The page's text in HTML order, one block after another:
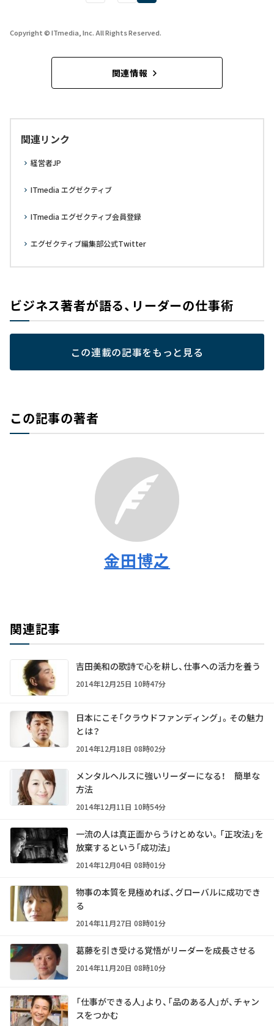
Copyright © ITmedia, Inc. All Rights Reserved.
関連情報
関連リンク
経営者JP
ITmedia エグゼクティブ
ITmedia エグゼクティブ会員登録
エグゼクティブ編集部公式Twitter
ビジネス著者が語る、リーダーの仕事術
この連載の記事をもっと見る
この記事の著者
金田博之
関連記事
吉田美和の歌詩で心を耕し、仕事への活力を養う
2014年12月25日 10時47分
日本にこそ「クラウドファンディング」。その魅力
とは？
2014年12月18日 08時02分
メンタルヘルスに強いリーダーになる！ 簡単な
方法
2014年12月11日 10時54分
一流の人は真正面からうけとめない。「正攻法」を
放棄するという「成功法」
2014年12月04日 08時01分
物事の本質を見極めれば、グローバルに成功でき
る
2014年11月27日 08時01分
葛藤を引き受ける覚悟がリーダーを成長させる
2014年11月20日 08時10分
「仕事ができる人」より、「品のある人」が、チャン
スをつかむ